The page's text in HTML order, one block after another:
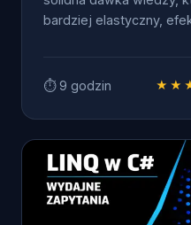
bardziej elastyczny,
⏱ 9 godzin
OD ZERA DO .NET